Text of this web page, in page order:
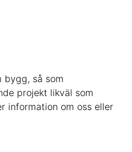
bygg, så som
projekt likväl som
information om oss eller